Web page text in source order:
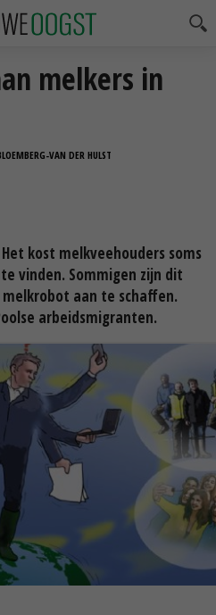
melkers in
VAN DER HULST
kost melkveehouders soms
vinden. Sommigen zijn dit
aan te schaffen.
arbeidsmigranten.